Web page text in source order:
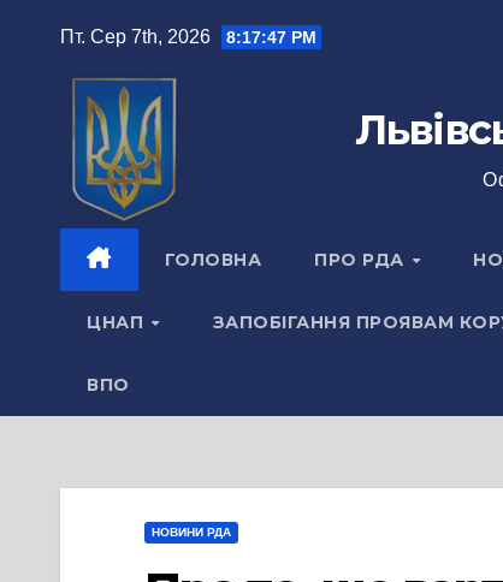
Пт. Сер 7th, 2026 8:17:48 PM
ГОЛОВНА ПРО РДА
ЦНАП ЗАПОБІГАННЯ ПРОЯВАМ
ВПО
НОВИНИ РДА